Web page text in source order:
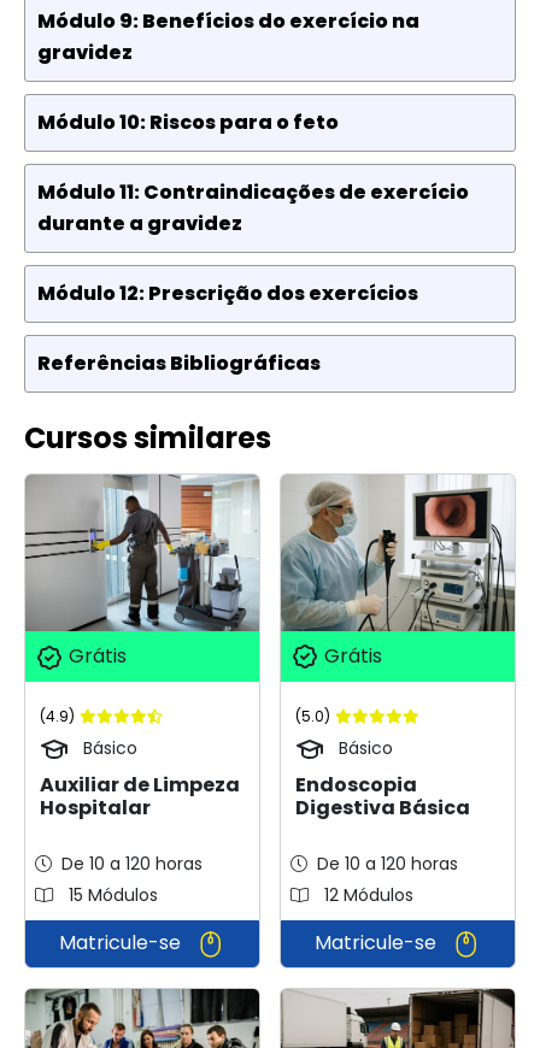
Módulo 9: Benefícios do exercício na
gravidez
Módulo 10: Riscos para o feto
Módulo 11: Contraindicações de exercício
durante a gravidez
Módulo 12: Prescrição dos exercícios
Referências Bibliográficas
Cursos similares
Grátis
(4.9)
Básico
Auxiliar de Limpeza
Hospitalar
De 10 a 120 horas
15 Módulos
Matricule-se
Grátis
(5.0)
Básico
Endoscopia
Digestiva Básica
De 10 a 120 horas
12 Módulos
Matricule-se